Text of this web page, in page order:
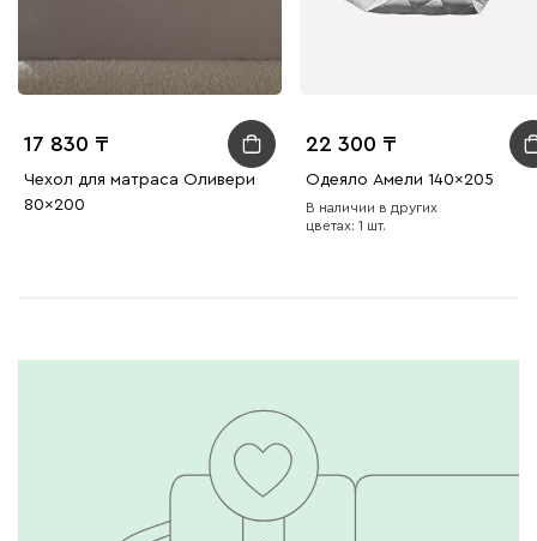
17 830
Чехол для матраса Оливери
80x200
22 300
Одеяло Амели 140x205
В наличии в других
цветах: 1 шт.